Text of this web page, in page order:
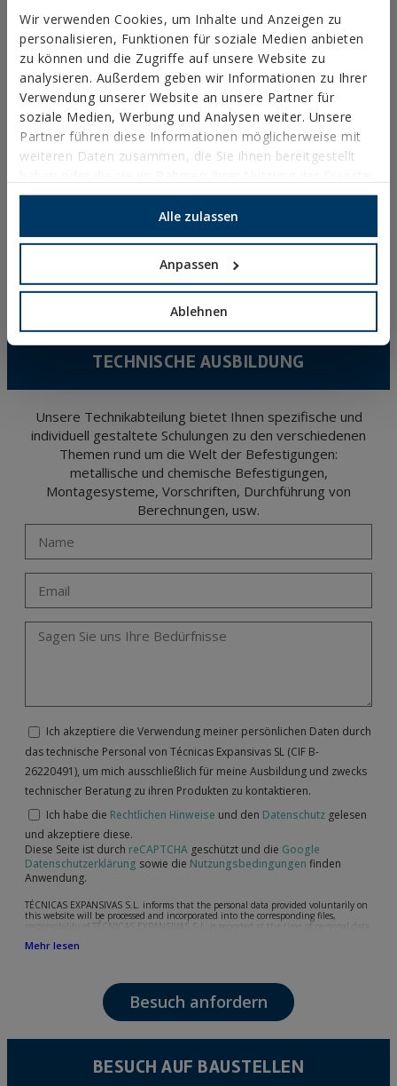
Wir verwenden Cookies, um Inhalte und Anzeigen zu
personalisieren, Funktionen für soziale Medien anbieten
zu können und die Zugriffe auf unsere Website zu
analysieren. Außerdem geben wir Informationen zu Ihrer
Verwendung unserer Website an unsere Partner für
soziale Medien, Werbung und Analysen weiter. Unsere
Partner führen diese Informationen möglicherweise mit
weiteren Daten zusammen, die Sie ihnen bereitgestellt
gesammelt haben.
Alle zulassen
Anpassen
Ablehnen
PROFILE, SCHIENEN UND GRUNDANBINDUNGEN
INSTALLATIONSSYSTEME UND BEFESTIGUNGEN FÜR
SOLARMODULE
GEWINDESTANGEN UND BEFESTIGUNGSZUBEHÖR
SANITÄR-UND KLIMAANLAGENBEFESTIGUNG
DIY
ONLINE-KATALOG
ZUGRIFF ZU DOWNLOADS
TECHNISCHE AUSBILDUNG
Unsere Technikabteilung bietet Ihnen spezifische und
individuell gestaltete Schulungen zu den verschiedenen
Themen rund um die Welt der Befestigungen:
metallische und chemische Befestigungen,
Montagesysteme, Vorschriften, Durchführung von
Berechnungen, usw.
Ich akzeptiere die Verwendung meiner persönlichen Daten durch
das technische Personal von Técnicas Expansivas SL (CIF B-
26220491), um mich ausschließlich für meine Ausbildung und zwecks
technischer Beratung zu ihren Produkten zu kontaktieren.
Ich habe die Rechtlichen Hinweise und den Datenschutz gelesen
und akzeptiere diese.
Diese Seite ist durch reCAPTCHA geschützt und die Google
Datenschutzerklärung sowie die Nutzungsbedingungen finden
Anwendung.
TÉCNICAS EXPANSIVAS S.L. informs that the personal data provided voluntarily on
this website will be processed and incorporated into the corresponding files,
responsibility of TÉCNICAS EXPANSIVAS S.L, is reported at the time of personal data
following: attention to your referred request, complaint or question, established
The data in our files are strictly confidential and shall be treated with the utmost
confidentiality and shall comply with all the requirements provided for the General
Data Protection Regulation (GDPR) 2016.
According to Data Protection legislation, you are strongly advised not to send high-
encrypted. Should these details be sent, it is done so under your sole responsibility.
Mehr lesen
Besuch anfordern
BESUCH AUF BAUSTELLEN